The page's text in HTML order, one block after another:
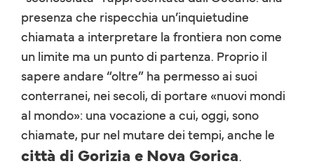
presenza che rispecchia un’inquietudine
chiamata a interpretare la frontiera non come
un limite ma un punto di partenza. Proprio il
sapere andare “oltre” ha permesso ai suoi
conterranei, nei secoli, di portare «nuovi mondi
al mondo»: una vocazione a cui, oggi, sono
chiamate, pur nel mutare dei tempi, anche le
città di Gorizia e Nova Gorica.